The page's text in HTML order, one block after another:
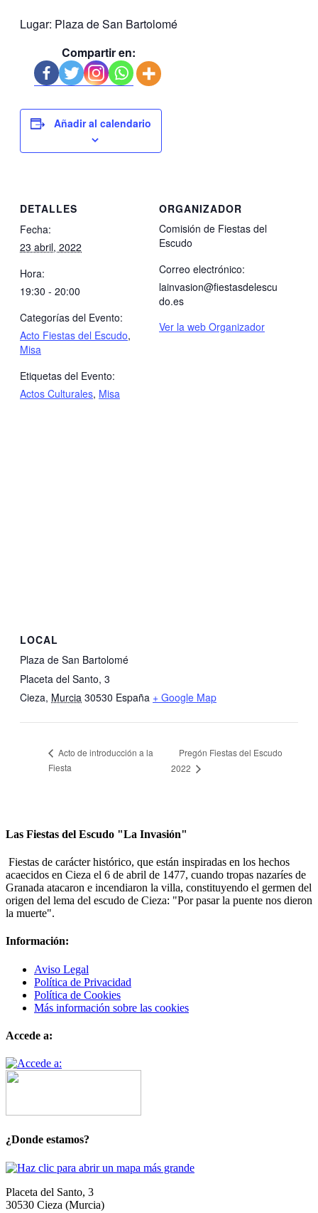
Lugar: Plaza de San Bartolomé
Compartir en:
Añadir al calendario
DETALLES
Fecha:
23 abril, 2022
Hora:
19:30 - 20:00
Categorías del Evento:
Acto Fiestas del Escudo,
Misa
Etiquetas del Evento:
Actos Culturales, Misa
ORGANIZADOR
Comisión de Fiestas del
Escudo
Correo electrónico:
lainvasion@fiestasdelescu
do.es
Ver la web Organizador
LOCAL
Plaza de San Bartolomé
Placeta del Santo, 3
Cieza, Murcia 30530 España + Google Map
Acto de introducción a la
Fiesta
Pregón Fiestas del Escudo
2022
Las Fiestas del Escudo "La Invasión"
Fiestas de carácter histórico, que están inspiradas en los hechos
acaecidos en Cieza el 6 de abril de 1477, cuando tropas nazaríes de
Granada atacaron e incendiaron la villa, constituyendo el germen del
origen del lema del escudo de Cieza: "Por pasar la puente nos dieron
la muerte".
Información:
Aviso Legal
Política de Privacidad
Política de Cookies
Más información sobre las cookies
Accede a:
¿Donde estamos?
Placeta del Santo, 3
30530 Cieza (Murcia)